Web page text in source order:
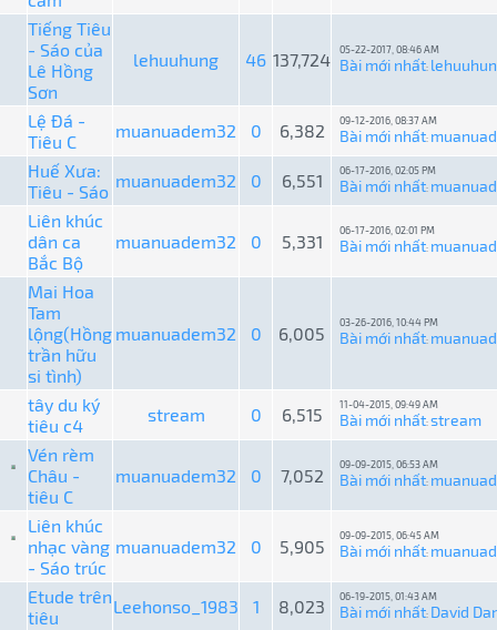
Tiếng Tiêu
- Sáo của
Lê Hồng
Sơn
lehuuhung 46 137,724 05-22-2017, 08:46 AM
Bài mới nhất:
Lệ Đá -
Tiêu C
muanuadem32 0 6,382 09-12-2016, 08:37 AM
Bài mới nhất:
Huế Xưa:
Tiêu - Sáo
muanuadem32 0 6,551 06-17-2016, 02:05 PM
Bài mới nhất:
Liên khúc
dân ca
Bắc Bộ
muanuadem32 0 5,331
06-17-2016, 02:01 PM
Bài mới nhất:
Mai Hoa
Tam
lộng(Hồng
trần hữu
si tình)
muanuadem32 0 6,005
03-26-2016, 10:44 PM
Bài mới nhất:
tây du ký
tiêu c4
stream 0 6,515 11-04-2015, 09:49 AM
Bài mới nhất:stream
Vén rèm
Châu -
tiêu C
muanuadem32 0 7,052
09-09-2015, 06:53 AM
Bài mới nhất:
Liên khúc
nhạc vàng
- Sáo trúc
muanuadem32 0 5,905
09-09-2015, 06:45 AM
Bài mới nhất:
Etude trên
tiêu
Leehonso_1983 1 8,023 06-19-2015, 01:43 AM
Bài mới nhất: David